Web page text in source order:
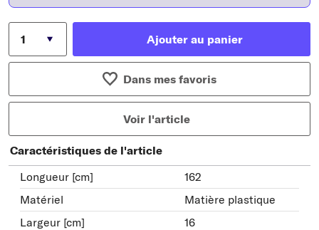
Ajouter au panier
Dans mes favoris
Voir l'article
Caractéristiques de l'article
Longueur [cm]
162
Matériel
Matière plastique
Largeur [cm]
16